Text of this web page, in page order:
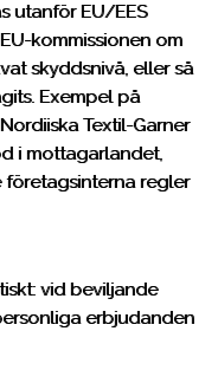
utanför EU/EES
kommissionen om
skyddsnivå, eller så
Exempel på
Textil-Garner
i mottagarlandet,
regler
vid beviljande
erbjudanden